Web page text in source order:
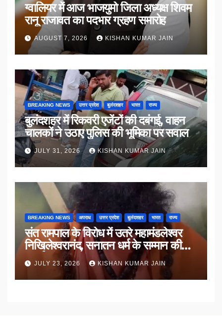
ग्वालियर में आज भाजयुमो जिला अध्यक्ष शिवम
रानू राजावत का पदभार ग्रहण समारोह
AUGUST 7, 2026 KISHAN KUMAR JAIN
BREAKING NEWS उत्तर प्रदेश बुलंदशहर भारत राज्य
बुलंदशहर में रिकवरी एजेंटों की दबंगई, वाहन
चालकों ने उठाए पुलिस की भूमिका पर सवाल
JULY 31, 2026 KISHAN KUMAR JAIN
BREAKING NEWS अपराध उत्तर प्रदेश बुलंदशहर भारत राज्य
संत रामपाल के विरोध में उतरे महामंडलेश्वर
निखिलेश्वरानंद, सनातन धर्म के सम्मान की
उठाई मांग
JULY 23, 2026 KISHAN KUMAR JAIN